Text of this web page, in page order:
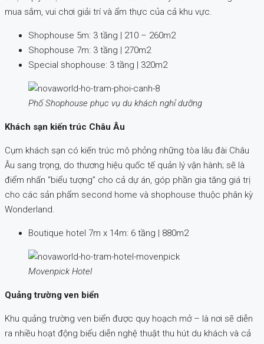
mua sắm, vui chơi giải trí và ẩm thực của cả khu vực.
Shophouse 5m: 3 tầng | 210 – 260m2
Shophouse 7m: 3 tầng | 270m2
Special shophouse: 3 tầng | 320m2
Phố Shophouse phục vụ du khách nghỉ dưỡng
Khách sạn kiến trúc Châu Âu
Cụm khách sạn có kiến trúc mô phỏng những tòa lâu đài Châu
Âu sang trọng, do thương hiệu quốc tế quản lý vận hành; sẽ là
điểm nhấn “biểu tượng” cho cả dự án, góp phần gia tăng giá trị
cho các sản phẩm second home và shophouse thuộc phân kỳ
Wonderland.
Boutique hotel 7m x 14m: 6 tầng | 880m2
Movenpick Hotel
Quảng trường ven biển
Khu quảng trường ven biển được quy hoạch mở – là nơi sẽ diễn
ra nhiều hoạt động biểu diễn nghệ thuật thu hút du khách và cả